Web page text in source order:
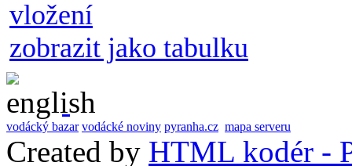
vložení
zobrazit jako tabulku
vodácký bazar vodácké noviny pyranha.cz mapa serveru
Created by HTML kodér -